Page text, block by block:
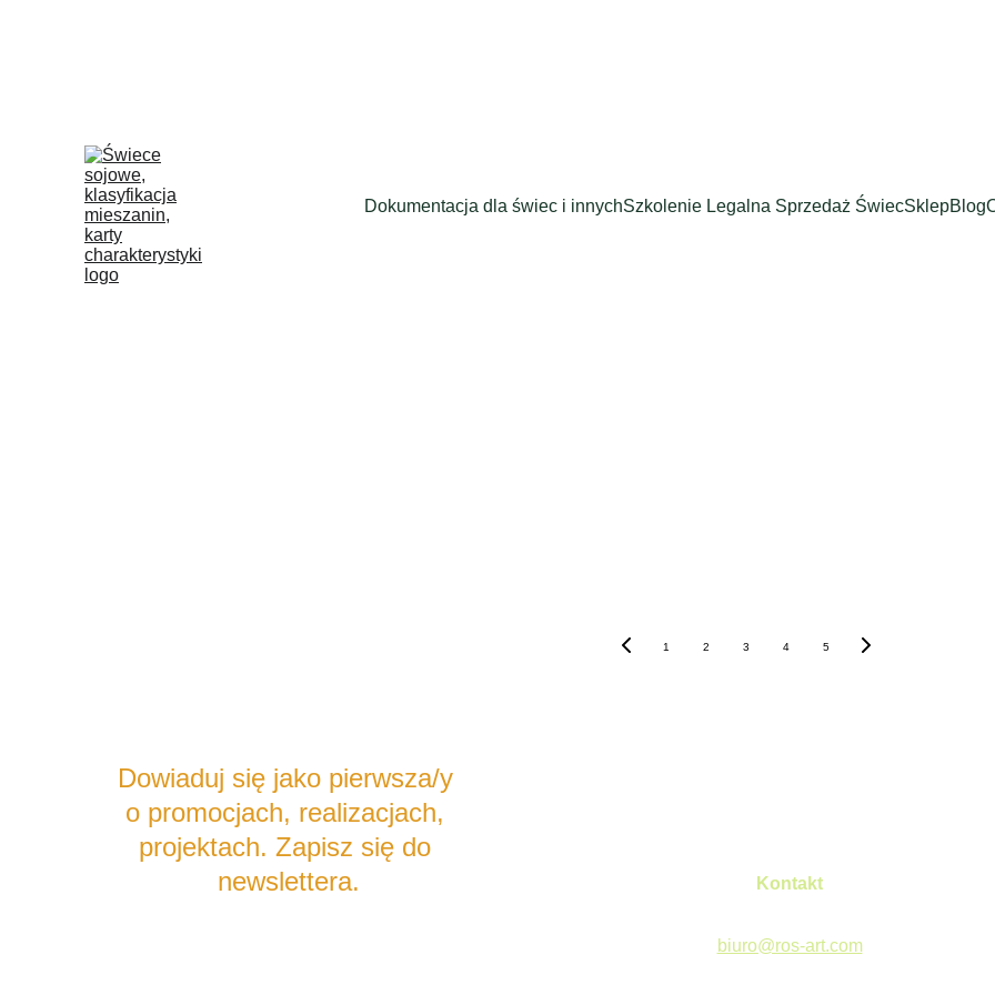
Dokumentacja dla świec i innychSzkolenie Legalna Sprzedaż ŚwiecSklepBlog
1 2 3 4 5
Kontakt
biuro@ros-art.com
Dowiaduj się jako pierwsza/y
o promocjach, realizacjach,
projektach. Zapisz się do
newslettera.